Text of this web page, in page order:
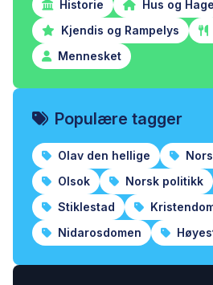
Historie
Hus og Hage
Kjendis og Rampelys
Mennesket
Populære tagger
Olav den hellige
Olsok
Norsk politikk
Stiklestad
Nidarosdomen